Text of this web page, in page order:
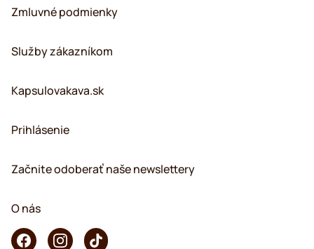
Zmluvné podmienky
Služby zákazníkom
Kapsulovakava.sk
Prihlásenie
Začnite odoberať naše newslettery
O nás